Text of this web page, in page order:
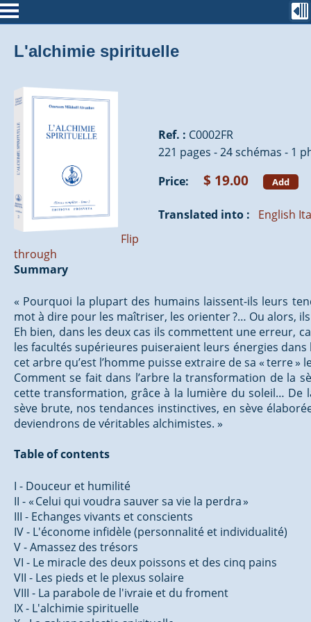
L'alchimie spirituelle
Flip
through
Ref. : C0002FR
221 pages - 24 schémas - 1
Price:
$ 19.00 Add
Translated into : English
Summary
« Pourquoi la plupart des humains laissent-ils leurs
mot à dire pour les maîtriser, les orienter ?… Ou alors,
Eh bien, dans les deux cas ils commettent une erreur,
les facultés supérieures puiseraient leurs énergies
cet arbre qu’est l’homme puisse extraire de sa « terre
Comment se fait dans l’arbre la transformation de la
cette transformation, grâce à la lumière du soleil…
sève brute, nos tendances instinctives, en sève
deviendrons de véritables alchimistes. »
Table of contents
I - Douceur et humilité
II - « Celui qui voudra sauver sa vie la perdra »
III - Echanges vivants et conscients
IV - L'économe infidèle (personnalité et individualité)
V - Amassez des trésors
VI - Le miracle des deux poissons et des cinq pains
VII - Les pieds et le plexus solaire
VIII - La parabole de l'ivraie et du froment
IX - L'alchimie spirituelle